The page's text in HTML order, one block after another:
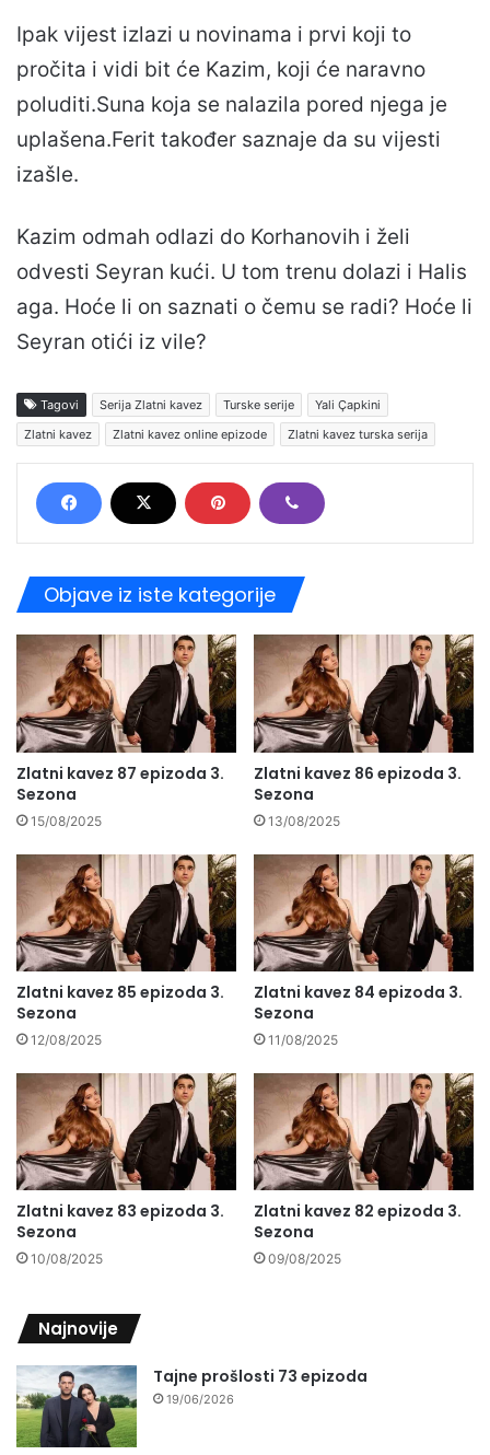
Ipak vijest izlazi u novinama i prvi koji to
pročita i vidi bit će Kazim, koji će naravno
poluditi.Suna koja se nalazila pored njega je
uplašena.Ferit također saznaje da su vijesti
izašle.
Kazim odmah odlazi do Korhanovih i želi
odvesti Seyran kući. U tom trenu dolazi i Halis
aga. Hoće li on saznati o čemu se radi? Hoće li
Seyran otići iz vile?
Tagovi Serija Zlatni kavez Turske serije
Yali Çapkini
Zlatni kavez
Zlatni kavez online epizode Zlatni kavez turska serija
Objave iz iste kategorije
Zlatni kavez 87 epizoda 3.
Sezona
15/08/2025
Zlatni kavez 86 epizoda 3.
Sezona
13/08/2025
Zlatni kavez 85 epizoda 3.
Sezona
12/08/2025
Zlatni kavez 84 epizoda 3.
Sezona
11/08/2025
Zlatni kavez 83 epizoda 3.
Sezona
10/08/2025
Zlatni kavez 82 epizoda 3.
Sezona
09/08/2025
Najnovije
Tajne prošlosti 73 epizoda
19/06/2026